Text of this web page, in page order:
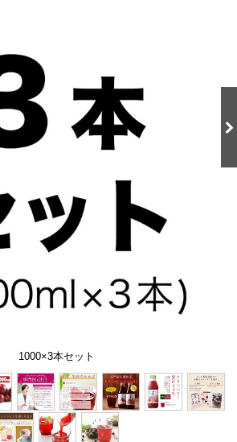
1000×3本セット